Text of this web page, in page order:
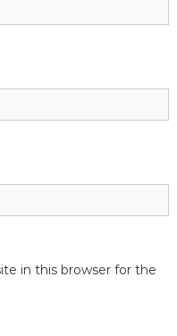
in this browser for the